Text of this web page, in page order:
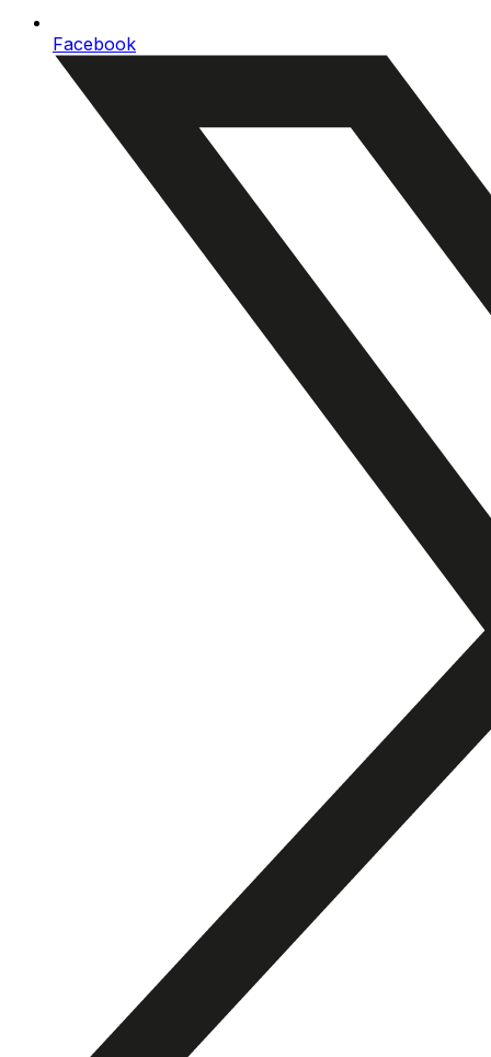
Facebook